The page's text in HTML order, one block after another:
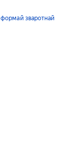
формай зваротнай